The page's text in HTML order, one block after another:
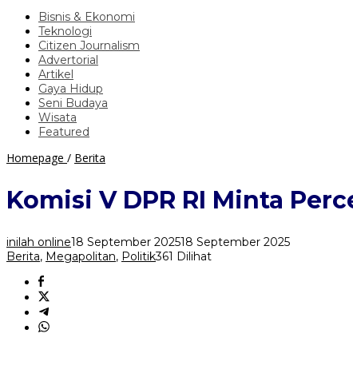
Bisnis & Ekonomi
Teknologi
Citizen Journalism
Advertorial
Artikel
Gaya Hidup
Seni Budaya
Wisata
Featured
Homepage / Berita
DPR
RI
Penanganan
Longsor
Komisi V DPR RI Minta
inilah online18 September 202518 September 2025
Berita, Megapolitan, Politik361 Dilihat